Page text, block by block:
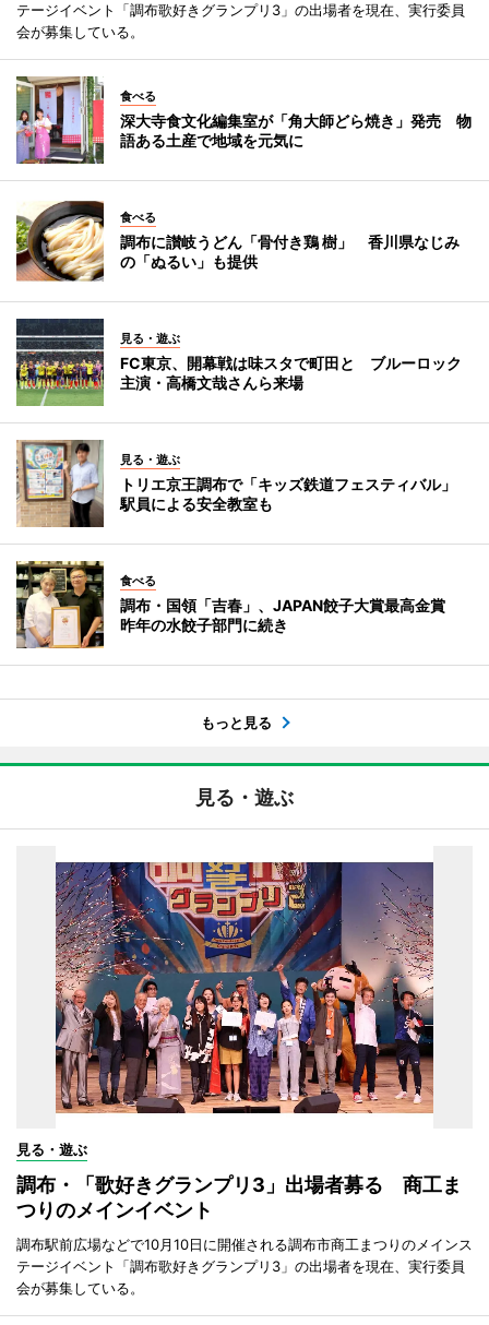
テージイベント「調布歌好きグランプリ3」の出場者を現在、実行委員
会が募集している。
食べる
深大寺食文化編集室が「角大師どら焼き」発売 物
語ある土産で地域を元気に
食べる
調布に讃岐うどん「骨付き鶏 樹」 香川県なじみ
の「ぬるい」も提供
見る・遊ぶ
FC東京、開幕戦は味スタで町田と ブルーロック
主演・高橋文哉さんら来場
見る・遊ぶ
トリエ京王調布で「キッズ鉄道フェスティバル」
駅員による安全教室も
食べる
調布・国領「吉春」、JAPAN餃子大賞最高金賞
昨年の水餃子部門に続き
もっと見る
見る・遊ぶ
見る・遊ぶ
調布・「歌好きグランプリ3」出場者募る 商工ま
つりのメインイベント
調布駅前広場などで10月10日に開催される調布市商工まつりのメインス
テージイベント「調布歌好きグランプリ3」の出場者を現在、実行委員
会が募集している。